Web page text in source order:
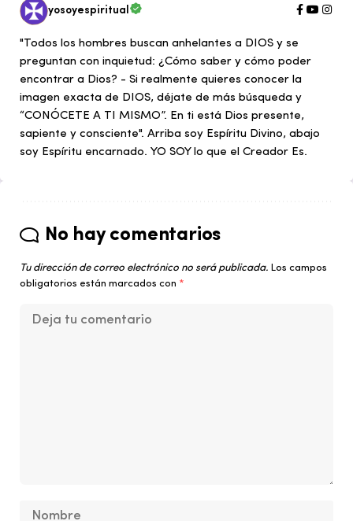
yosoyespiritual
"Todos los hombres buscan anhelantes a DIOS y se
preguntan con inquietud: ¿Cómo saber y cómo poder
encontrar a Dios? - Si realmente quieres conocer la
imagen exacta de DIOS, déjate de más búsqueda y
“CONÓCETE A TI MISMO”. En ti está Dios presente,
sapiente y consciente". Arriba soy Espíritu Divino, abajo
soy Espíritu encarnado. YO SOY lo que el Creador Es.
No hay comentarios
Tu dirección de correo electrónico no será publicada. Los campos
obligatorios están marcados con *